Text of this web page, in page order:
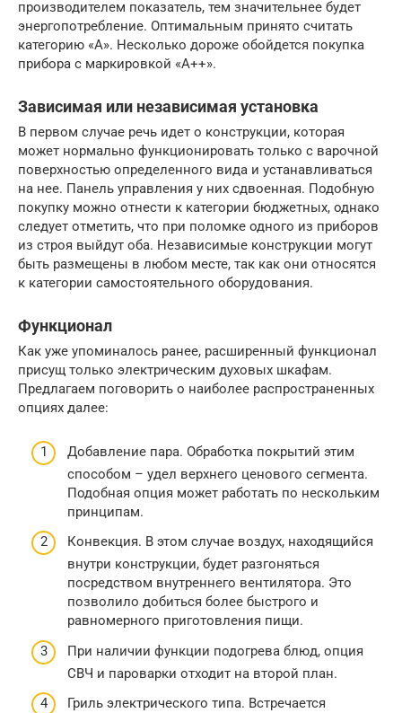
производителем показатель, тем значительнее будет
энергопотребление. Оптимальным принято считать
категорию «А». Несколько дороже обойдется покупка
прибора с маркировкой «А++».
Зависимая или независимая установка
В первом случае речь идет о конструкции, которая
может нормально функционировать только с варочной
поверхностью определенного вида и устанавливаться
на нее. Панель управления у них сдвоенная. Подобную
покупку можно отнести к категории бюджетных, однако
следует отметить, что при поломке одного из приборов
из строя выйдут оба. Независимые конструкции могут
быть размещены в любом месте, так как они относятся
к категории самостоятельного оборудования.
Функционал
Как уже упоминалось ранее, расширенный функционал
присущ только электрическим духовых шкафам.
Предлагаем поговорить о наиболее распространенных
опциях далее:
Добавление пара. Обработка покрытий этим
способом – удел верхнего ценового сегмента.
Подобная опция может работать по нескольким
принципам.
Конвекция. В этом случае воздух, находящийся
внутри конструкции, будет разгоняться
посредством внутреннего вентилятора. Это
позволило добиться более быстрого и
равномерного приготовления пищи.
При наличии функции подогрева блюд, опция
СВЧ и пароварки отходит на второй план.
Гриль электрического типа. Встречается